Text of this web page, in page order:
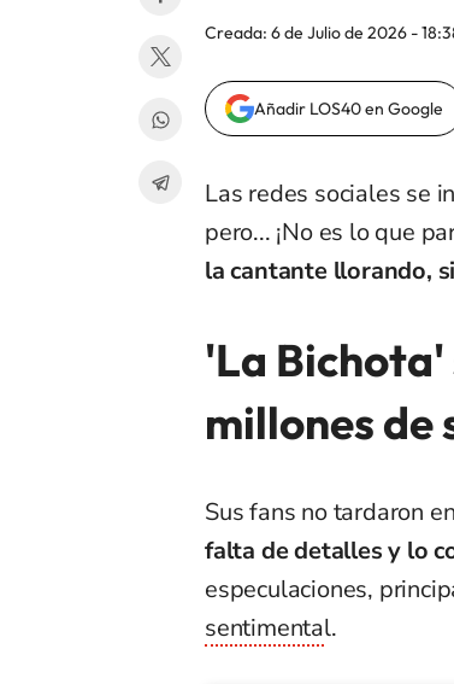
Creada: 6 de Julio de 2026 -
Añadir LOS40 en Google
Las redes sociales se
pero... ¡No es lo que
la cantante llorando,
'La
millones de
Sus fans no tardaron
falta de detalles y lo
especulaciones,
sentimental.